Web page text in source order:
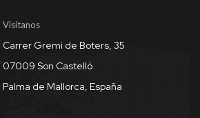
Visítanos
Carrer Gremi de Boters, 35
07009 Son Castelló
Palma de Mallorca, España